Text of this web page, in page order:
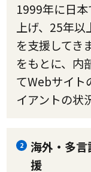
1999年に日
上げ、25年以
を支援してき
をもとに、内
てWebサイト
イアントの状
2
海外・多
援